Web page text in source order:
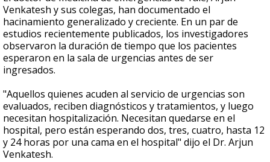
Venkatesh y sus colegas, han documentado el
hacinamiento generalizado y creciente. En un par de
estudios recientemente publicados, los investigadores
observaron la duración de tiempo que los pacientes
esperaron en la sala de urgencias antes de ser
ingresados.
"Aquellos quienes acuden al servicio de urgencias son
evaluados, reciben diagnósticos y tratamientos, y luego
necesitan hospitalización. Necesitan quedarse en el
hospital, pero están esperando dos, tres, cuatro, hasta 12
y 24 horas por una cama en el hospital" dijo el Dr. Arjun
Venkatesh.